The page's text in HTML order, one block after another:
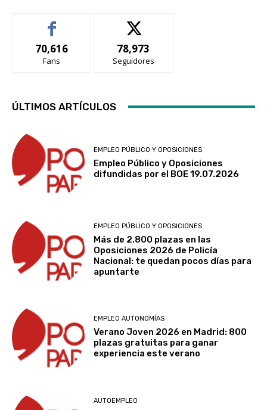
70,616
Fans
78,973
Seguidores
ÚLTIMOS ARTÍCULOS
EMPLEO PÚBLICO Y OPOSICIONES
Empleo Público y Oposiciones
difundidas por el BOE 19.07.2026
EMPLEO PÚBLICO Y OPOSICIONES
Más de 2.800 plazas en las
Oposiciones 2026 de Policía
Nacional: te quedan pocos días para
apuntarte
EMPLEO AUTONOMÍAS
Verano Joven 2026 en Madrid: 800
plazas gratuitas para ganar
experiencia este verano
AUTOEMPLEO